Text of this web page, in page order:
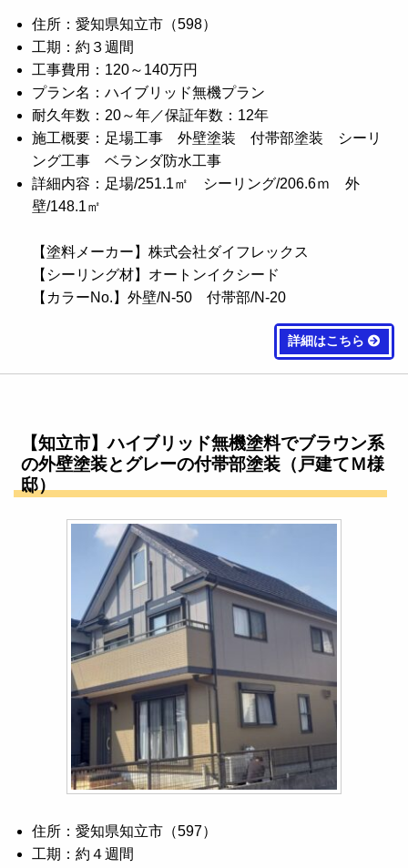
住所：愛知県知立市（598）
工期：約３週間
工事費用：120～140万円
プラン名：ハイブリッド無機プラン
耐久年数：20～年／保証年数：12年
施工概要：足場工事 外壁塗装 付帯部塗装 シーリ
ング工事 ベランダ防水工事
詳細内容：足場/251.1㎡ シーリング/206.6ｍ 外
壁/148.1㎡
【塗料メーカー】株式会社ダイフレックス
【シーリング材】オートンイクシード
【カラーNo.】外壁/N-50 付帯部/N-20
詳細はこちら
【知立市】ハイブリッド無機塗料でブラウン系
の外壁塗装とグレーの付帯部塗装（戸建てＭ様
邸）
住所：愛知県知立市（597）
工期：約４週間